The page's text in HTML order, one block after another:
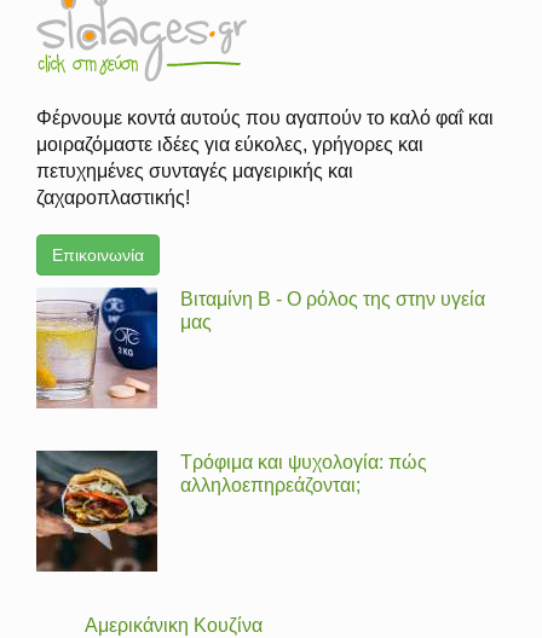
Φέρνουμε κοντά αυτούς που αγαπούν το καλό φαΐ και
μοιραζόμαστε ιδέες για εύκολες, γρήγορες και
πετυχημένες συνταγές μαγειρικής και
ζαχαροπλαστικής!
Επικοινωνία
Βιταμίνη Β - Ο ρόλος της στην υγεία
μας
Τρόφιμα και ψυχολογία: πώς
αλληλοεπηρεάζονται;
Αμερικάνικη Κουζίνα